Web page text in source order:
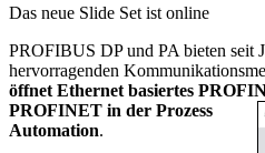
Das neue Slide Set ist online
PROFIBUS DP und PA bieten seit
hervorragenden
öffnet Ethernet basiertes
PROFINET in der Prozess
Automation.